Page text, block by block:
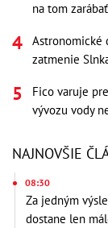
na tom
Astronomické
zatmenie
Fico varuje
vývozu vody
NAJNOVŠIE
08:30
Za jedným
dostane len